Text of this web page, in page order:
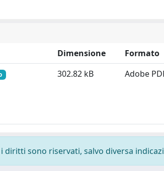
Dimensione
Formato
302.82 kB Adobe
sono riservati, salvo diversa